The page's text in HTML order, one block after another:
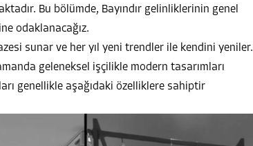
Bu bölümde, Bayındır gelinliklerinin genel
odaklanacağız.
sunar ve her yıl yeni trendler ile kendini yeniler.
geleneksel işçilikle modern tasarımları
genellikle aşağıdaki özelliklere sahiptir